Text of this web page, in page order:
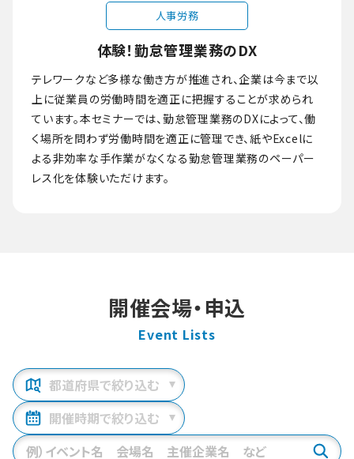
人事労務
体験！勤怠管理業務のDX
テレワークなど多様な働き方が推進され、企業は今まで以
上に従業員の労働時間を適正に把握することが求められ
ています。本セミナーでは、勤怠管理業務のDXによって、働
く場所を問わず労働時間を適正に管理でき、紙やExcelに
よる非効率な手作業がなくなる勤怠管理業務のペーパー
レス化を体験いただけます。
開催会場・申込